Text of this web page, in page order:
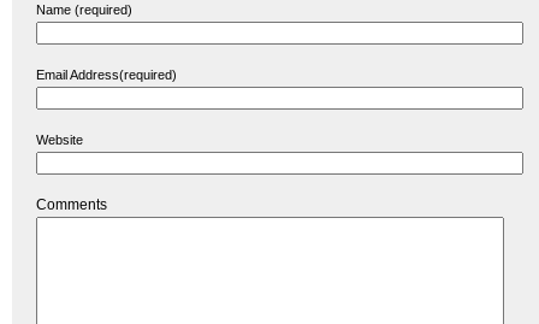
Name (required)
Email Address(required)
Website
Comments